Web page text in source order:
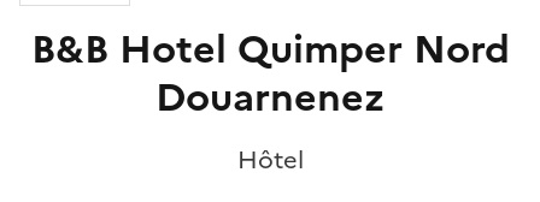
B&B Hotel Quimper Nord
Douarnenez
Hôtel